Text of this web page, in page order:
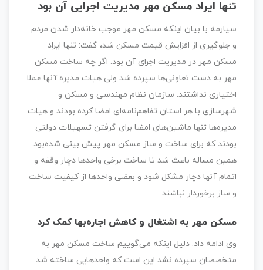
تنها ایراد مسکن مهر مدیریت اجرایی آن بود
سیارمه با بیان اینکه مسکن مهر موجب خانه‌دار شدن مردم
و جلوگیری از افزایش قیمت مسکن شد، گفت: تنها ایراد
مسکن مهر در مدیریت اجرای آن بود. اگر چه ساخت مسکن
مهر به دست تعاونی‌ها سپرده شد ولی هیات مدیره آنها عملا
اختیاری نداشتند. سازمان نظام مهندسی و مسکن و
شهرسازی با هر استان تفاهم‌نامه‌ای امضا کرده بودند و هیات
مدیره‌ها تنها ماشین‌های امضا برای گرفتن تسهیلات دولتی
بودند که برای ساخت و ساز مسکن مهر پیش بینی شده‌بود.
همین مساله باعث شد تا ساخت برخی واحدها دچار وقفه و
اتمام آنها دچار مشکل شود و بعضی واحدها از کیفیت ساخت
و ساز برخوردار نباشند.
مسکن مهر به اشتغال و کاهش اجاره‌بها کمک کرد
وی ادامه داد: دلیل اینکه می‌گوییم ساخت مسکن مهر به
متخصصان سپرده نشد این است که واحدهایی ساخته شد